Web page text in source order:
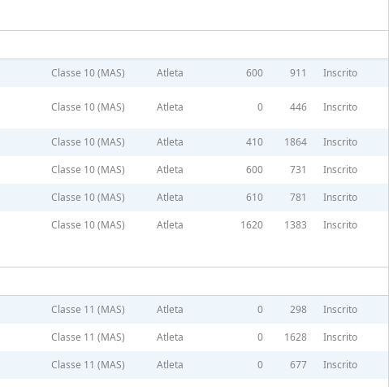
Classe 10 (MAS) Atleta 600 911 Inscrito
Classe 10 (MAS) Atleta 0 446 Inscrito
Classe 10 (MAS) Atleta 410 1864
Inscrito
Classe 10 (MAS) Atleta 600 731
Inscrito
Classe 10 (MAS) Atleta 610 781
Inscrito
Classe 10 (MAS) Atleta 1620 1383
Inscrito
Classe 11 (MAS) Atleta 0 298
Inscrito
Classe 11 (MAS) Atleta 0 1628
Inscrito
Classe 11 (MAS) Atleta 0 677
Inscrito